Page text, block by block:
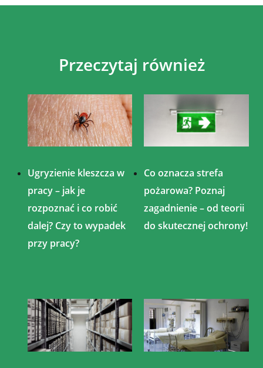
Przeczytaj również
Ugryzienie kleszcza w
pracy – jak je
rozpoznać i co robić
dalej? Czy to wypadek
przy pracy?
Co oznacza strefa
pożarowa? Poznaj
zagadnienie – od teorii
do skutecznej ochrony!